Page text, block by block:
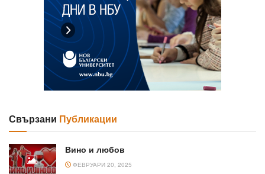
Свързани Публикации
Вино и любов
ФЕВРУАРИ 20, 2025